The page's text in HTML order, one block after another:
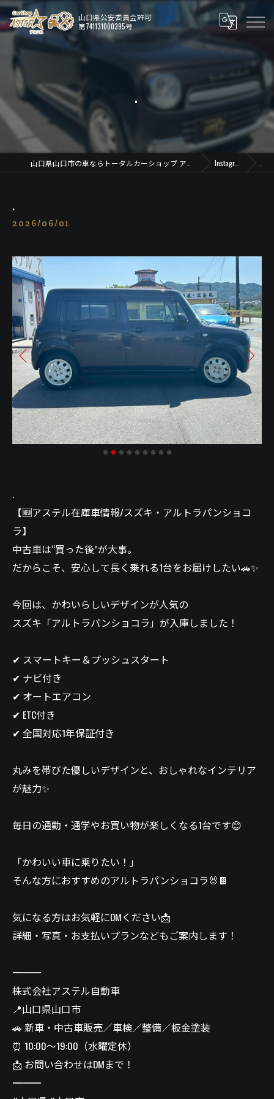
.
Instagram
.
2026/06/01
.
【🆕アステル在庫車情報/スズキ・アルトラパンショコ
ラ】
中古車は“買った後”が大事。
だからこそ、安心して長く乗れる1台をお届けしたい🚗✨
今回は、かわいらしいデザインが人気の
スズキ「アルトラパンショコラ」が入庫しました！
✔ スマートキー＆プッシュスタート
✔ ナビ付き
✔ オートエアコン
✔ ETC付き
✔ 全国対応1年保証付き
丸みを帯びた優しいデザインと、おしゃれなインテリア
が魅力✨
毎日の通勤・通学やお買い物が楽しくなる1台です😊
「かわいい車に乗りたい！」
そんな方におすすめのアルトラパンショコラ🐰🍫
気になる方はお気軽にDMください📩
詳細・写真・お支払いプランなどもご案内します！
―――――――――――――
株式会社アステル自動車
📍山口県山口市
🚗 新車・中古車販売／車検／整備／板金塗装
⏰ 10:00〜19:00（水曜定休）
📩 お問い合わせはDMまで！
―――――――――――――